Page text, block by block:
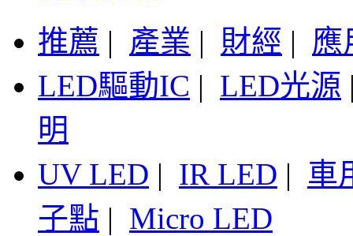
推薦 | 產業 | 財經 | 應
LED驅動IC | LED光源
明
UV LED | IR LED | 車
子點 | Micro LED